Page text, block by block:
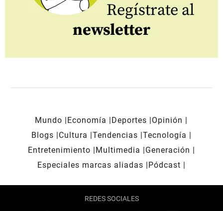
Regístrate al
newsletter
Mundo Economía Deportes
Opinión
Blogs
Cultura Tendencias Tecnología
Entretenimiento
Multimedia
Generación
Especiales marcas aliadas
Pódcast
REDES SOCIALES